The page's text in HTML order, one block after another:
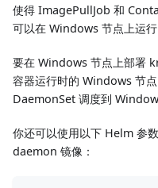
使得 ImagePullJob 和
可以在 Windows 节点上运行
要在 Windows 节点上部署
容器运行时的 Windows 节
DaemonSet 调度到
你还可以使用以下 Helm 参
daemon 镜像：